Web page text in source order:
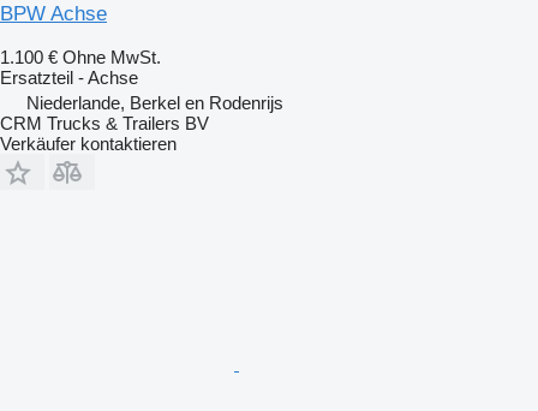
BPW Achse
1.100 € Ohne MwSt.
Ersatzteil - Achse
Niederlande, Berkel en Rodenrijs
CRM Trucks & Trailers BV
Verkäufer kontaktieren